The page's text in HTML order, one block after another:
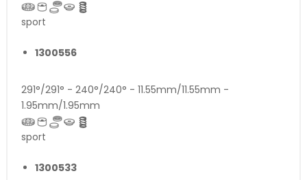
sport
1300556
291°/291° - 240°/240° - 11.55mm/11.55mm -
1.95mm/1.95mm
sport
1300533